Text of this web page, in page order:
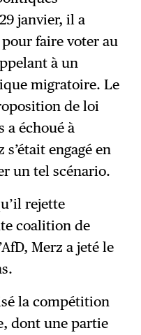
janvier, il a
pour faire voter au
à un
migratoire. Le
de loi
a échoué à
engagé en
un tel scénario.
rejette
coalition de
Merz a jeté le
la compétition
dont une partie